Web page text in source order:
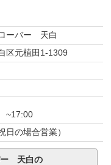
ーバー 天白
区元植田1-1309
~17:00
日の場合営業）
ー 天白の